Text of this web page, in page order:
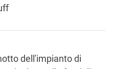
dell'impianto di